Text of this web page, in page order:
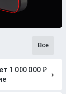
Все
1 000 000 ₽